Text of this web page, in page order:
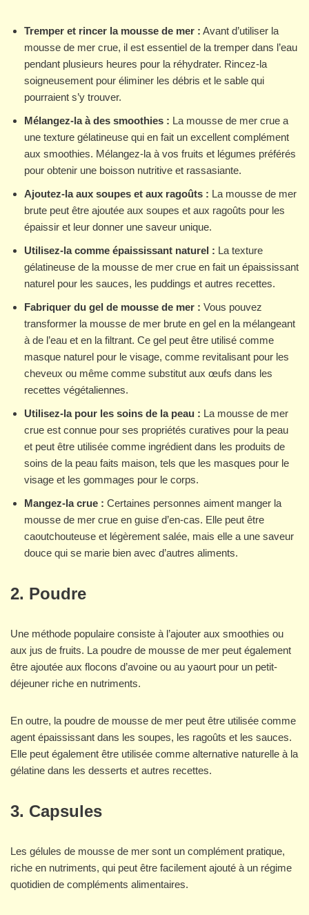
Tremper et rincer la mousse de mer : Avant d’utiliser la
mousse de mer crue, il est essentiel de la tremper dans l’eau
pendant plusieurs heures pour la réhydrater. Rincez-la
soigneusement pour éliminer les débris et le sable qui
pourraient s’y trouver.
Mélangez-la à des smoothies : La mousse de mer crue a
une texture gélatineuse qui en fait un excellent complément
aux smoothies. Mélangez-la à vos fruits et légumes préférés
pour obtenir une boisson nutritive et rassasiante.
Ajoutez-la aux soupes et aux ragoûts : La mousse de mer
brute peut être ajoutée aux soupes et aux ragoûts pour les
épaissir et leur donner une saveur unique.
Utilisez-la comme épaississant naturel : La texture
gélatineuse de la mousse de mer crue en fait un épaississant
naturel pour les sauces, les puddings et autres recettes.
Fabriquer du gel de mousse de mer : Vous pouvez
transformer la mousse de mer brute en gel en la mélangeant
à de l’eau et en la filtrant. Ce gel peut être utilisé comme
masque naturel pour le visage, comme revitalisant pour les
cheveux ou même comme substitut aux œufs dans les
recettes végétaliennes.
Utilisez-la pour les soins de la peau : La mousse de mer
crue est connue pour ses propriétés curatives pour la peau
et peut être utilisée comme ingrédient dans les produits de
soins de la peau faits maison, tels que les masques pour le
visage et les gommages pour le corps.
Mangez-la crue : Certaines personnes aiment manger la
mousse de mer crue en guise d’en-cas. Elle peut être
caoutchouteuse et légèrement salée, mais elle a une saveur
douce qui se marie bien avec d’autres aliments.
2. Poudre
Une méthode populaire consiste à l’ajouter aux smoothies ou
aux jus de fruits. La poudre de mousse de mer peut également
être ajoutée aux flocons d’avoine ou au yaourt pour un petit-
déjeuner riche en nutriments.
En outre, la poudre de mousse de mer peut être utilisée comme
agent épaississant dans les soupes, les ragoûts et les sauces.
Elle peut également être utilisée comme alternative naturelle à la
gélatine dans les desserts et autres recettes.
3. Capsules
Les gélules de mousse de mer sont un complément pratique,
riche en nutriments, qui peut être facilement ajouté à un régime
quotidien de compléments alimentaires.